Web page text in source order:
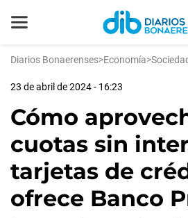
Diarios Bonaerenses>Economía>
23 de abril de 2024 - 16:23
Cómo
cuotas sin
tarjetas de
ofrece Banco